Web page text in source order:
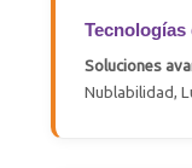
Tecnologías
Soluciones
Nublabilidad,